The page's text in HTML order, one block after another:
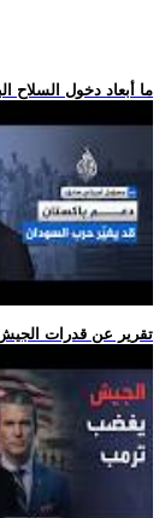
.. ما أبعاد دخول
.. تقرير عن قدرات